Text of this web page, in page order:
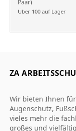
Paar)
Über 100 auf Lager
ZA
Wir bieten Ihnen
Augenschutz,
vieles mehr die
großes und